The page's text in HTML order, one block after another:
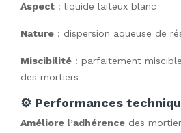
Aspect : liquide laiteux blanc
Nature : dispersion aqueuse de
Miscibilité : parfaitement
des mortiers
⚙️ Performances
Améliore l’adhérence des